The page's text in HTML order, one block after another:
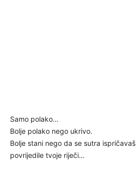
Samo polako…
Bolje polako nego ukrivo.
Bolje stani nego da se sutra
povrijedile tvoje riječi…